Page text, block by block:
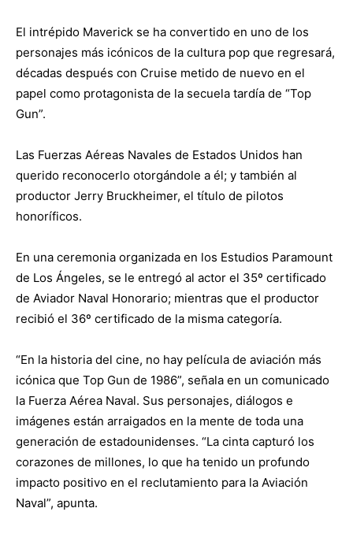
El intrépido Maverick se ha convertido en uno de los
personajes más icónicos de la cultura pop que regresará,
décadas después con Cruise metido de nuevo en el
papel como protagonista de la secuela tardía de “Top
Gun”.
Las Fuerzas Aéreas Navales de Estados Unidos han
querido reconocerlo otorgándole a él; y también al
productor Jerry Bruckheimer, el título de pilotos
honoríficos.
En una ceremonia organizada en los Estudios Paramount
de Los Ángeles, se le entregó al actor el 35º certificado
de Aviador Naval Honorario; mientras que el productor
recibió el 36º certificado de la misma categoría.
“En la historia del cine, no hay película de aviación más
icónica que Top Gun de 1986”, señala en un comunicado
la Fuerza Aérea Naval. Sus personajes, diálogos e
imágenes están arraigados en la mente de toda una
generación de estadounidenses. “La cinta capturó los
corazones de millones, lo que ha tenido un profundo
impacto positivo en el reclutamiento para la Aviación
Naval”, apunta.